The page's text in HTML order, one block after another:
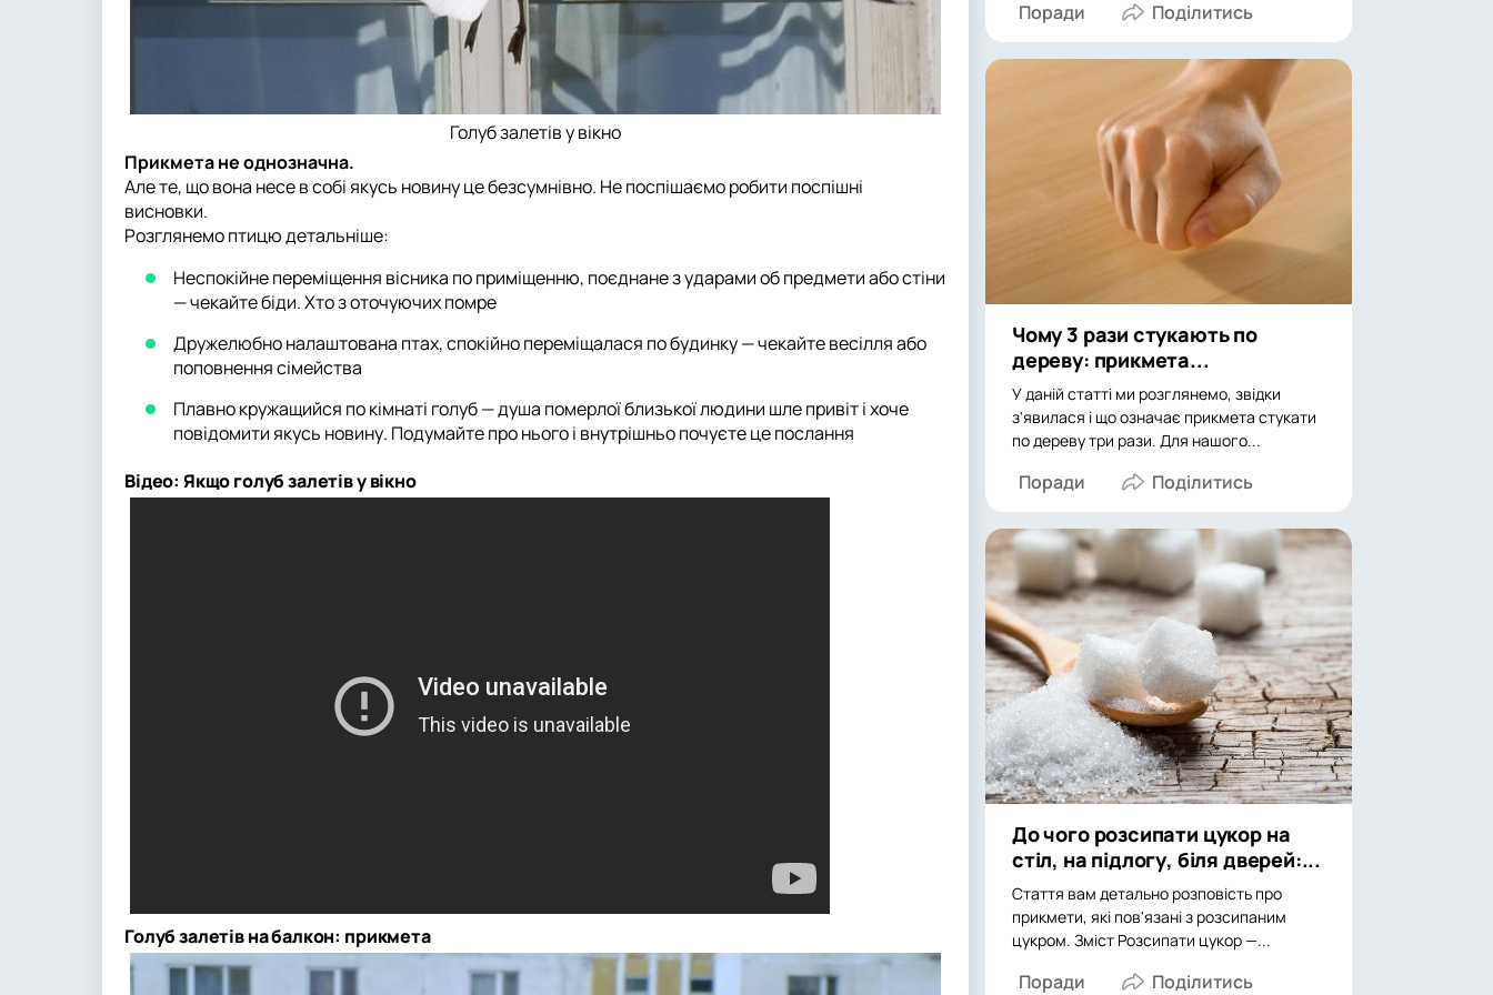
Голуб залетів у вікно
Прикмета не однозначна.
Але те, що вона несе в собі якусь новину це безсумнівно. Не поспішаємо робити поспішні
висновки.
Розглянемо птицю детальніше:
Неспокійне переміщення вісника по приміщенню, поєднане з ударами об предмети або стіни
— чекайте біди. Хто з оточуючих помре
Дружелюбно налаштована птах, спокійно переміщалася по будинку — чекайте весілля або
поповнення сімейства
Плавно кружащийся по кімнаті голуб — душа померлої близької людини шле привіт і хоче
повідомити якусь новину. Подумайте про нього і внутрішньо почуєте це послання
Відео: Якщо голуб залетів у вікно
Голуб залетів на балкон: прикмета
Поради
Чому 3 рази стукають по
дереву: прикмета...
У даній статті ми розглянемо, звідки
з'явилася і що означає прикмета стукати
по дереву три рази. Для нашого...
Поради
До чого розсипати цукор на
стіл, на підлогу, біля дверей:...
Стаття вам детально розповість про
прикмети, які пов'язані з розсипаним
цукром. Зміст Розсипати цукор —...
Поради